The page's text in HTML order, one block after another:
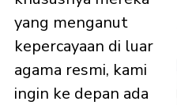
yang menganut
kepercayaan di luar
agama resmi, kami
ingin ke depan ada